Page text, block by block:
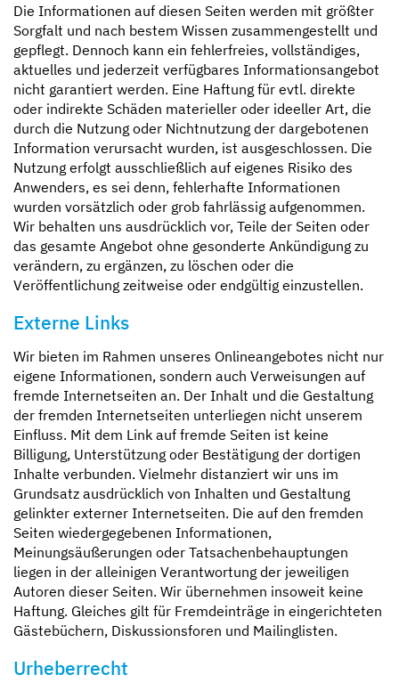
Die Informationen auf diesen Seiten werden mit größter
Sorgfalt und nach bestem Wissen zusammengestellt und
gepflegt. Dennoch kann ein fehlerfreies, vollständiges,
aktuelles und jederzeit verfügbares Informationsangebot
nicht garantiert werden. Eine Haftung für evtl. direkte
oder indirekte Schäden materieller oder ideeller Art, die
durch die Nutzung oder Nichtnutzung der dargebotenen
Information verursacht wurden, ist ausgeschlossen. Die
Nutzung erfolgt ausschließlich auf eigenes Risiko des
Anwenders, es sei denn, fehlerhafte Informationen
wurden vorsätzlich oder grob fahrlässig aufgenommen.
Wir behalten uns ausdrücklich vor, Teile der Seiten oder
das gesamte Angebot ohne gesonderte Ankündigung zu
verändern, zu ergänzen, zu löschen oder die
Veröffentlichung zeitweise oder endgültig einzustellen.
Externe Links
Wir bieten im Rahmen unseres Onlineangebotes nicht nur
eigene Informationen, sondern auch Verweisungen auf
fremde Internetseiten an. Der Inhalt und die Gestaltung
der fremden Internetseiten unterliegen nicht unserem
Einfluss. Mit dem Link auf fremde Seiten ist keine
Billigung, Unterstützung oder Bestätigung der dortigen
Inhalte verbunden. Vielmehr distanziert wir uns im
Grundsatz ausdrücklich von Inhalten und Gestaltung
gelinkter externer Internetseiten. Die auf den fremden
Seiten wiedergegebenen Informationen,
Meinungsäußerungen oder Tatsachenbehauptungen
liegen in der alleinigen Verantwortung der jeweiligen
Autoren dieser Seiten. Wir übernehmen insoweit keine
Haftung. Gleiches gilt für Fremdeinträge in eingerichteten
Gästebüchern, Diskussionsforen und Mailinglisten.
Urheberrecht